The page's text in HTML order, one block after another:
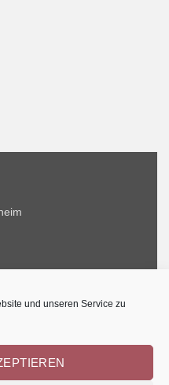
und unseren Service zu